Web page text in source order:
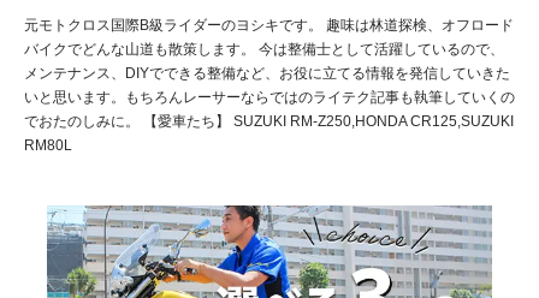
元モトクロス国際B級ライダーのヨシキです。 趣味は林道探検、オフロード
バイクでどんな山道も散策します。 今は整備士として活躍しているので、
メンテナンス、DIYでできる整備など、お役に立てる情報を発信していきた
いと思います。もちろんレーサーならではのライテク記事も執筆していくの
でおたのしみに。 【愛車たち】 SUZUKI RM-Z250,HONDA CR125,SUZUKI
RM80L